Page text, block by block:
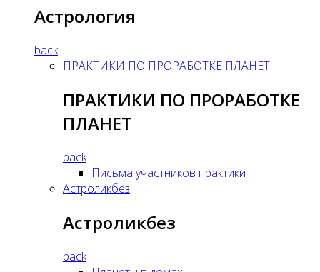
Астрология
back
ПРАКТИКИ ПО ПРОРАБОТКЕ ПЛАНЕТ
ПРАКТИКИ ПО ПРОРАБОТКЕ
ПЛАНЕТ
back
Письма участников практики
Астроликбез
Астроликбез
back